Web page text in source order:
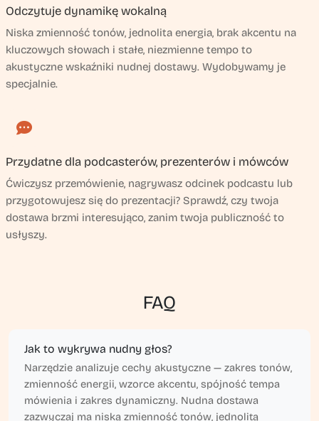
Odczytuje dynamikę wokalną
Niska zmienność tonów, jednolita energia, brak akcentu na
kluczowych słowach i stałe, niezmienne tempo to
akustyczne wskaźniki nudnej dostawy. Wydobywamy je
specjalnie.
Przydatne dla podcasterów, prezenterów i mówców
Ćwiczysz przemówienie, nagrywasz odcinek podcastu lub
przygotowujesz się do prezentacji? Sprawdź, czy twoja
dostawa brzmi interesująco, zanim twoja publiczność to
usłyszy.
FAQ
Jak to wykrywa nudny głos?
Narzędzie analizuje cechy akustyczne — zakres tonów,
zmienność energii, wzorce akcentu, spójność tempa
mówienia i zakres dynamiczny. Nudna dostawa
zazwyczaj ma niską zmienność tonów, jednolitą